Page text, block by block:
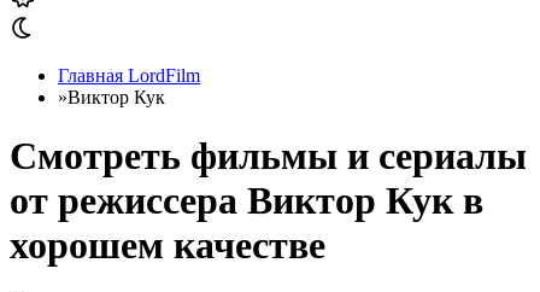
Главная LordFilm
»Виктор Кук
Смотреть фильмы и сериалы
от режиссера Виктор Кук в
хорошем качестве